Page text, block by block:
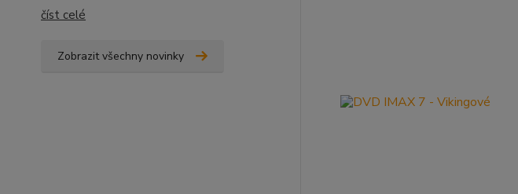
číst celé
Zobrazit všechny novinky